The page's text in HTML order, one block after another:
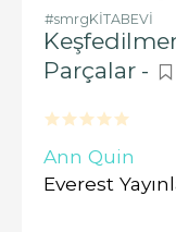
#smrgKİTABEVİ
Parçalar -
Ann Quin
Everest